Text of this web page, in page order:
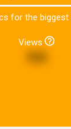
for the biggest
Views